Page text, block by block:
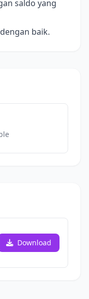
saldo yang
baik.
Download